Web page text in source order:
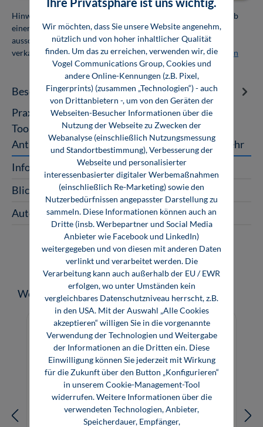
Hinweis: Als Firmenkunde erhalten Sie einen Mengenrabatt ab
einer Abnahmemenge von 10 Exemplaren. Die Bücher dürfen
ausschließlich für den Eigenbedarf genutzt und nicht weiter
verkauft werden. Weitere Informationen unterFirmenlizenzen
Beschreibung
Praxishandbuch Antriebsauslegung Grundlagen,
Tools, Formelsammlung und Beispiele
Antriebssysteme sind für die Bereitstellung…
Mehr
InfoClick
Blick ins Buch
Autoren
Produktgalerie überspringen
Weitere Medien zum Thema
Wir möchten, dass Sie unsere Website angenehm,
nützlich und von hoher inhaltlicher Qualität
finden. Um das zu erreichen, verwenden wir, die
Vogel Communications Group, Cookies und
andere Online-Kennungen (z.B. Pixel,
Fingerprints) (zusammen „Technologien“) - auch
von Drittanbietern -, um von den Geräten der
Webseiten-Besucher Informationen über die
Nutzung der Webseite zu Zwecken der
Webanalyse (einschließlich Nutzungsmessung
und Standortbestimmung), Verbesserung der
Webseite und personalisierter
interessenbasierter digitaler Werbemaßnahmen
(einschließlich Re-Marketing) sowie den
Nutzerbedürfnissen angepasster Darstellung zu
sammeln. Diese Informationen können auch an
Dritte (insb. Werbepartner und Social Media
Anbieter wie Facebook und LinkedIn)
weitergegeben und von diesen mit anderen Daten
verlinkt und verarbeitet werden. Die
Verarbeitung kann auch außerhalb der EU / EWR
erfolgen, wo unter Umständen kein
vergleichbares Datenschutzniveau herrscht, z.B.
in den USA. Mit der Auswahl „Alle Cookies
akzeptieren“ willigen Sie in die vorgenannte
Verwendung der Technologien und Weitergabe
der Informationen an die Dritten ein. Diese
Einwilligung können Sie jederzeit mit Wirkung
für die Zukunft über den Button „Konfigurieren“
in unserem Cookie-Management-Tool
widerrufen. Weitere Informationen über die
verwendeten Technologien, Anbieter,
Speicherdauer, Empfänger,